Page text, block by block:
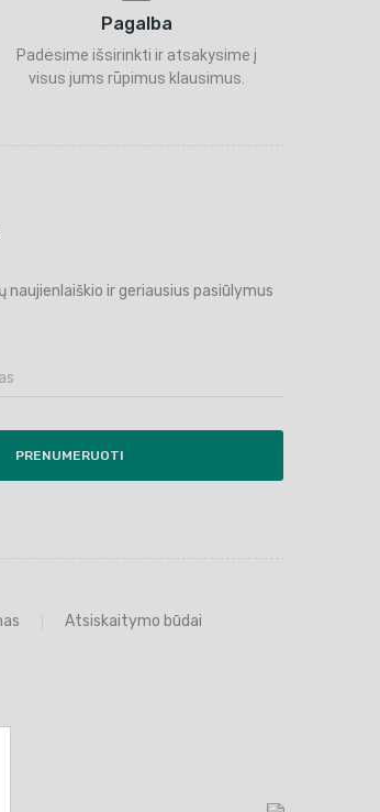
Pagalba
Padėsime išsirinkti ir atsakysime į
visus jums rūpimus klausimus.
naujienlaiškio ir geriausius pasiūlymus
PRENUMERUOTI
Atsiskaitymo būdai